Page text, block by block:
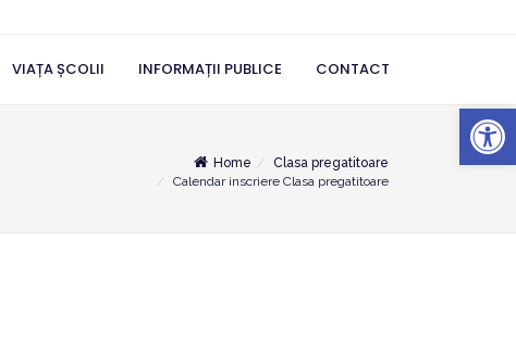
VIAȚA ȘCOLII INFORMAȚII PUBLICE CONTACT
Home
Clasa pregatitoare
Calendar inscriere Clasa pregatitoare